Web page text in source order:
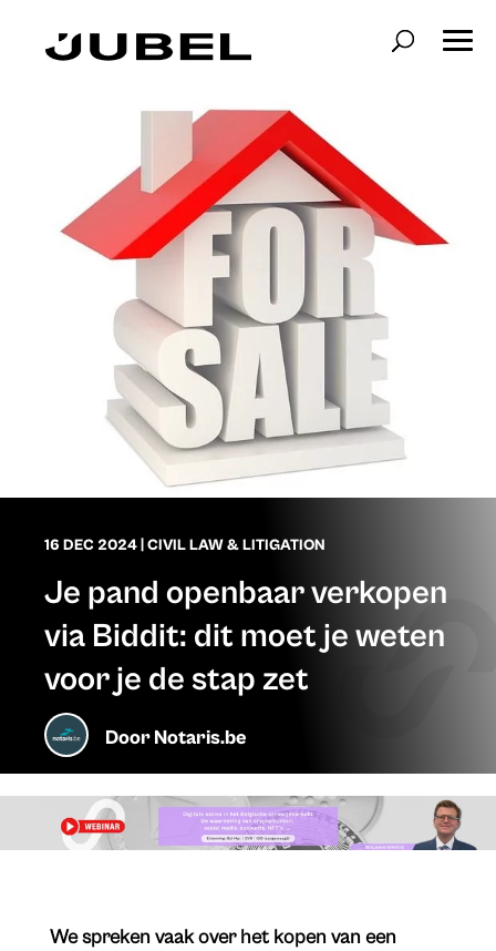
16 DEC 2024 CIVIL LAW & LITIGATION
Je pand openbaar verkopen
via Biddit: dit moet je weten
voor je de stap zet
DoorNotaris.be
We spreken vaak over het kopen van een